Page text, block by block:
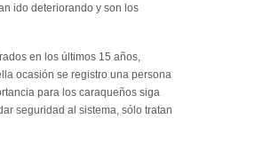
ido deteriorando y son los
en los últimos 15 años,
ocasión se registro una persona
para los caraqueños siga
seguridad al sistema, sólo tratan